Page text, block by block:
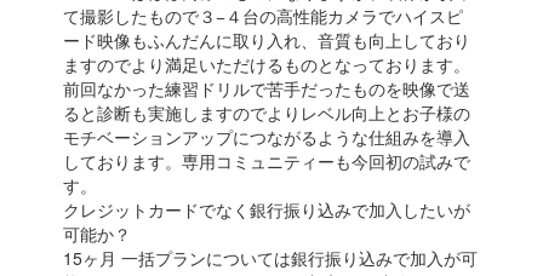
て撮影したもので３−４台の高性能カメラでハイスピ
ード映像もふんだんに取り入れ、音質も向上しており
ますのでより満足いただけるものとなっております。
前回なかった練習ドリルで苦手だったものを映像で送
ると診断も実施しますのでよりレベル向上とお子様の
モチベーションアップにつながるような仕組みを導入
しております。専用コミュニティーも今回初の試みで
す。
クレジットカードでなく銀行振り込みで加入したいが
可能か？
15ヶ月 一括プランについては銀行振り込みで加入が可